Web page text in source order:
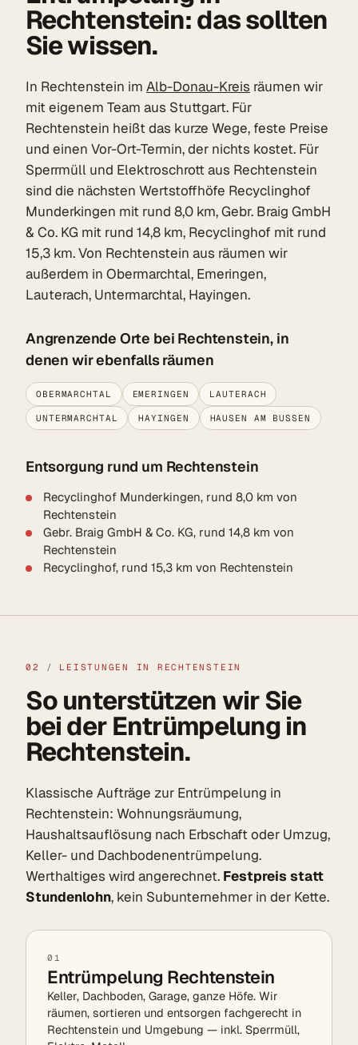
Rechtenstein: das sollten
Sie wissen.
In Rechtenstein im Alb-Donau-Kreis räumen wir
mit eigenem Team aus Stuttgart. Für
Rechtenstein heißt das kurze Wege, feste Preise
und einen Vor-Ort-Termin, der nichts kostet. Für
Sperrmüll und Elektroschrott aus Rechtenstein
sind die nächsten Wertstoffhöfe Recyclinghof
Munderkingen mit rund 8,0 km, Gebr. Braig GmbH
& Co. KG mit rund 14,8 km, Recyclinghof mit rund
15,3 km. Von Rechtenstein aus räumen wir
außerdem in Obermarchtal, Emeringen,
Lauterach, Untermarchtal, Hayingen.
Angrenzende Orte bei Rechtenstein, in
denen wir ebenfalls räumen
OBERMARCHTAL EMERINGEN LAUTERACH
UNTERMARCHTAL HAYINGEN HAUSEN AM BUSSEN
Entsorgung rund um Rechtenstein
Recyclinghof Munderkingen, rund 8,0 km von
Rechtenstein
Gebr. Braig GmbH & Co. KG, rund 14,8 km von
Rechtenstein
Recyclinghof, rund 15,3 km von Rechtenstein
02 / LEISTUNGEN IN RECHTENSTEIN
So unterstützen wir Sie
bei der Entrümpelung in
Rechtenstein.
Klassische Aufträge zur Entrümpelung in
Rechtenstein: Wohnungsräumung,
Haushaltsauflösung nach Erbschaft oder Umzug,
Keller- und Dachbodenentrümpelung.
Werthaltiges wird angerechnet. Festpreis statt
Stundenlohn, kein Subunternehmer in der Kette.
01
Entrümpelung Rechtenstein
Keller, Dachboden, Garage, ganze Höfe. Wir
räumen, sortieren und entsorgen fachgerecht in
Rechtenstein und Umgebung — inkl. Sperrmüll,